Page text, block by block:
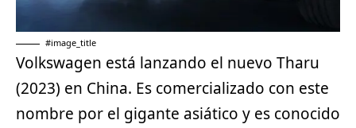
#image_title
Volkswagen está lanzando el nuevo Tharu
(2023) en China. Es comercializado con este
nombre por el gigante asiático y es conocido